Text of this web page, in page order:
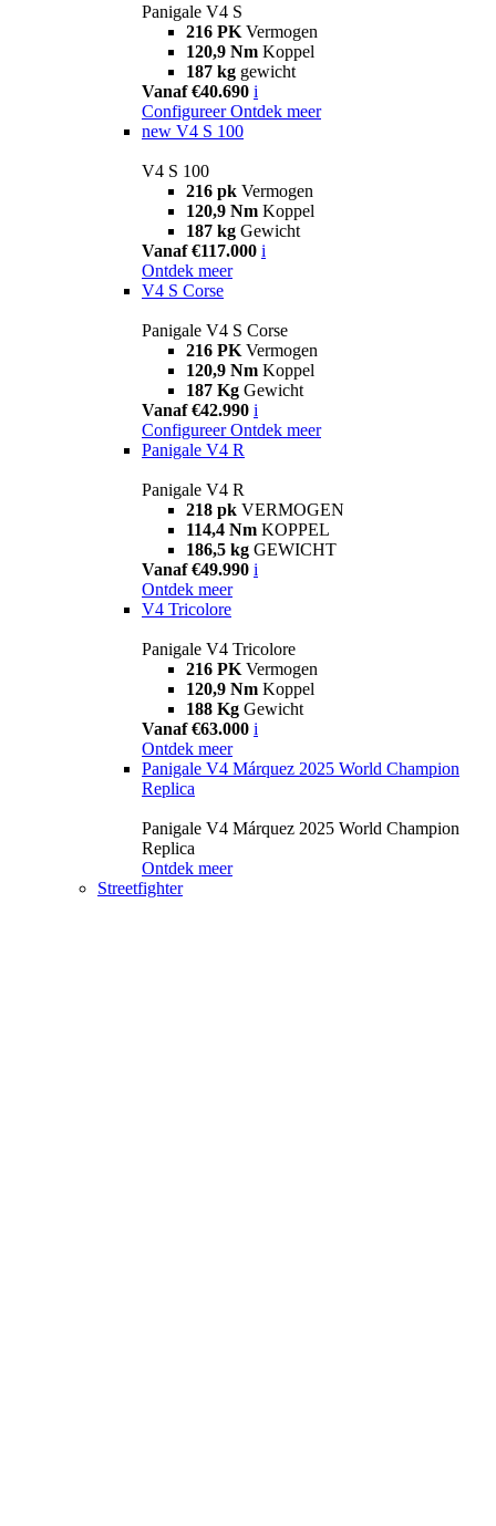
Panigale V4 S
216 PK Vermogen
120,9 Nm Koppel
187 kg gewicht
Vanaf €40.690 i
Configureer Ontdek meer
new V4 S 100
V4 S 100
216 pk Vermogen
120,9 Nm Koppel
187 kg Gewicht
Vanaf €117.000 i
Ontdek meer
V4 S Corse
Panigale V4 S Corse
216 PK Vermogen
120,9 Nm Koppel
187 Kg Gewicht
Vanaf €42.990 i
Configureer Ontdek meer
Panigale V4 R
Panigale V4 R
218 pk VERMOGEN
114,4 Nm KOPPEL
186,5 kg GEWICHT
Vanaf €49.990 i
Ontdek meer
V4 Tricolore
Panigale V4 Tricolore
216 PK Vermogen
120,9 Nm Koppel
188 Kg Gewicht
Vanaf €63.000 i
Ontdek meer
Panigale V4 Márquez 2025 World Champion
Replica
Panigale V4 Márquez 2025 World Champion
Replica
Ontdek meer
Streetfighter